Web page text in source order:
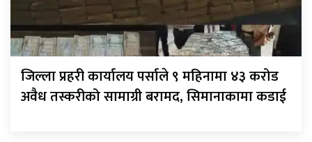
जिल्ला प्रहरी कार्यालय पर्साले ९ महिनामा ४३ करोड
अवैध तस्करीको सामाग्री बरामद, सिमानाकामा कडाई